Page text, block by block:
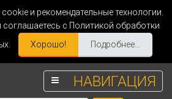
и рекомендательные технологии.
с Политикой обработки
Хорошо! Подробнее...
НАВИГАЦИЯ